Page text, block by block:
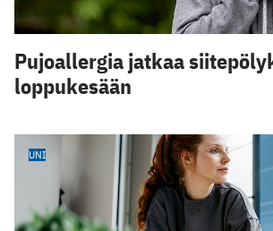
Pujoallergia jatkaa
loppukesään
UNI